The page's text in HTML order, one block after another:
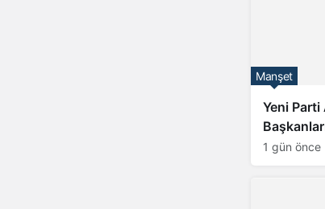
Yeni Parti
1 gün önce
Manşet